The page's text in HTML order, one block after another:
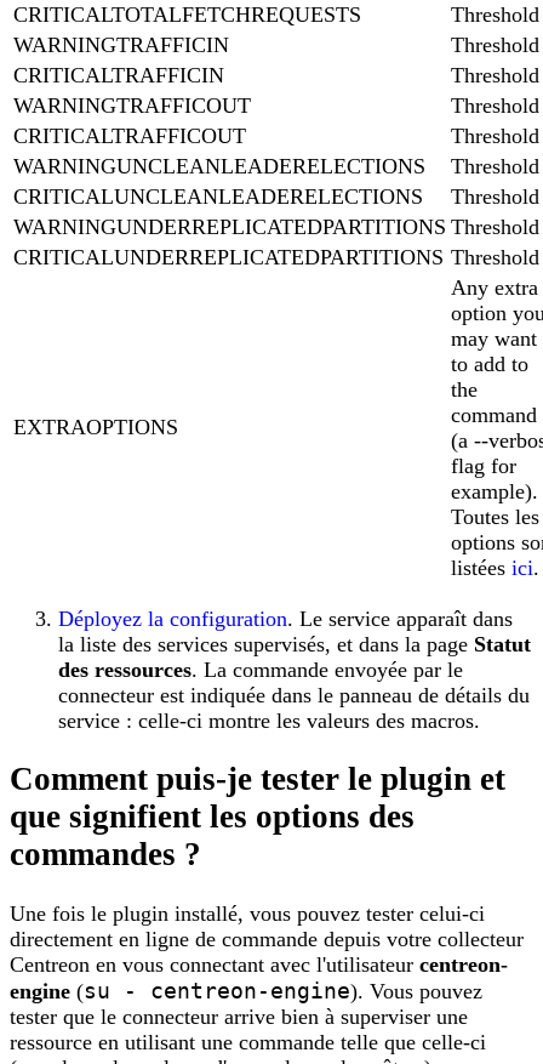
CRITICALTOTALFETCHREQUESTS
Threshold
WARNINGTRAFFICIN
Threshold
CRITICALTRAFFICIN
Threshold
WARNINGTRAFFICOUT
Threshold
CRITICALTRAFFICOUT
Threshold
WARNINGUNCLEANLEADERELECTIONS
Threshold
CRITICALUNCLEANLEADERELECTIONS
Threshold
WARNINGUNDERREPLICATEDPARTITIONS Threshold
CRITICALUNDERREPLICATEDPARTITIONS Threshold
EXTRAOPTIONS
Any extra
option
may want
to add to
the
command
(a --
flag for
example).
Toutes les
options
listées ici.
Déployez la configuration. Le service apparaît dans
la liste des services supervisés, et dans la page Statut
des ressources. La commande envoyée par le
connecteur est indiquée dans le panneau de détails du
service : celle-ci montre les valeurs des macros.
Comment puis-je tester le plugin et
que signifient les options des
commandes ?
Une fois le plugin installé, vous pouvez tester celui-ci
directement en ligne de commande depuis votre collecteur
Centreon en vous connectant avec l'utilisateur centreon-
engine (su - centreon-engine). Vous pouvez
tester que le connecteur arrive bien à superviser une
ressource en utilisant une commande telle que celle-ci